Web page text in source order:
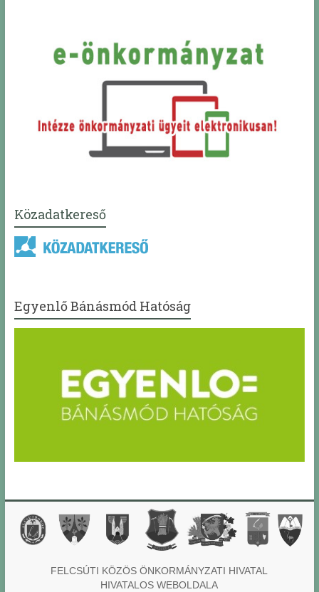
Közadatkereső
Egyenlő Bánásmód Hatóság
FELCSÚTI KÖZÖS ÖNKORMÁNYZATI HIVATAL
HIVATALOS WEBOLDALA